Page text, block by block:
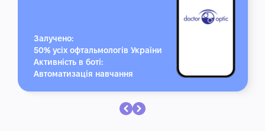
Залучено:
50% усіх офтальмологів України
Активність в боті:
Автоматизація навчання